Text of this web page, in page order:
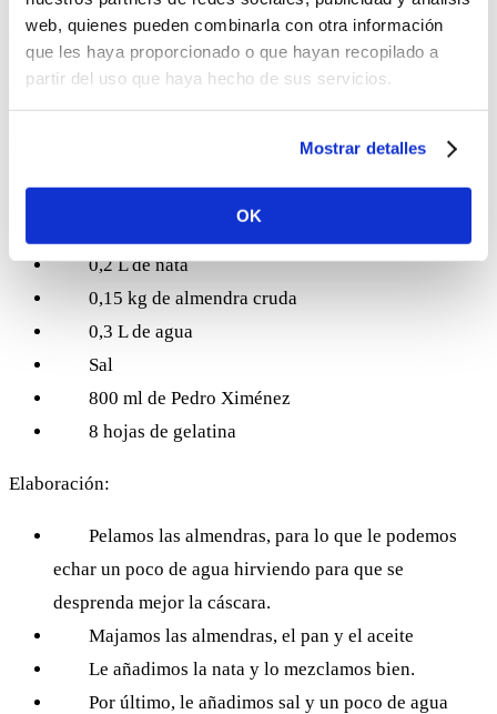
web, quienes pueden combinarla con otra información
que les haya proporcionado o que hayan recopilado a
partir del uso que haya hecho de sus servicios.
Mostrar detalles
OK
mazamorra acompañada de gelatina de Pedro Ximénez. Por
si os habéis quedado con ganas de probarla, aquí os dejamos
nuestra receta.
0,2 L de nata
0,15 kg de almendra cruda
0,3 L de agua
Sal
800 ml de Pedro Ximénez
8 hojas de gelatina
Elaboración:
Pelamos las almendras, para lo que le podemos
echar un poco de agua hirviendo para que se
desprenda mejor la cáscara.
Majamos las almendras, el pan y el aceite
Le añadimos la nata y lo mezclamos bien.
Por último, le añadimos sal y un poco de agua